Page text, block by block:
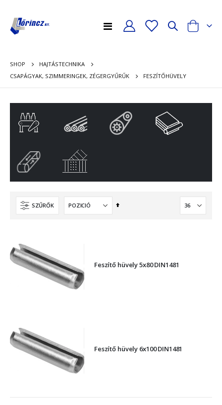
Toggle
Cart
SHOP
HAJTÁSTECHNIKA
CSAPÁGYAK, SZIMMERINGEK, ZÉGERGYŰRŰK
FESZÍTŐHÜVELY
SZŰRŐK
Csökkenő
Feszítő hüvely 5x80 DIN1481
Feszítő hüvely 6x100 DIN1481